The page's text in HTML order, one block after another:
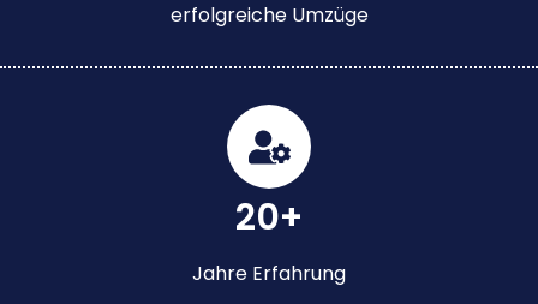
erfolgreiche Umzüge
20+
Jahre Erfahrung